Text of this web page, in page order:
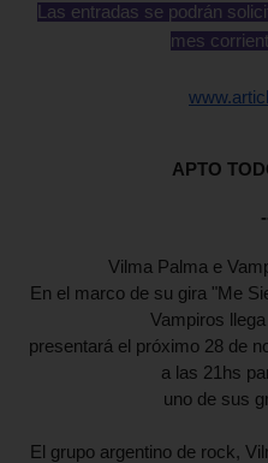
Las entradas se podrán
mes
APTO
Vilma Palma e
En el marco de su gira "Me
Vampiros
presentará el próximo 28 de
a las 21hs
uno de sus
El grupo argentino de rock,